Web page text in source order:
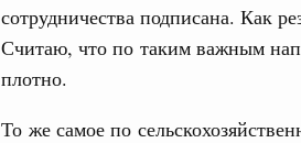
сотрудничества подписана. Как
Считаю, что по таким важным
плотно.
То же самое по